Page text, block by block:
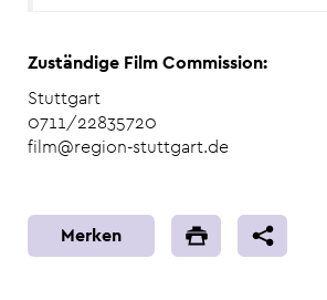
Zuständige Film Commission:
Stuttgart
0711/22835720
film@region-stuttgart.de
Merken